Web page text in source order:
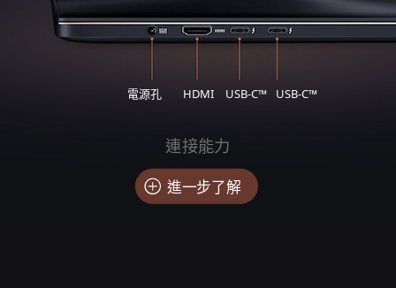
電源孔 HDMI USB-C™ USB-C™
連接能力
進一步了解